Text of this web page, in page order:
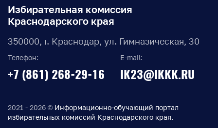
Избирательная комиссия
Краснодарского края
350000, г. Краснодар, ул. Гимназическая, 30
Телефон:
+7 (861) 268-29-16
E-mail:
IK23@IKKK.RU
2021 - 2026 © Информационно-обучающий портал
избирательных комиссий Краснодарского края.
Документы ЦИК России
Документы ИККК
Выборы Губернатора Краснодарского края
Краснодарского края
края
Правовые акты по выборам депутатов Государственной
Для территориальной избирательной комиссии
Для участковой избирательной комиссии
Для членов участковых избирательных комиссий